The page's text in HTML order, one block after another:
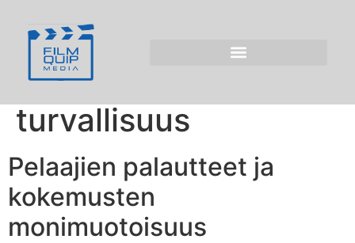
Pelaajien
kokemukset ja
turvallisuus
Pelaajien palautteet ja
kokemusten
monimuotoisuus